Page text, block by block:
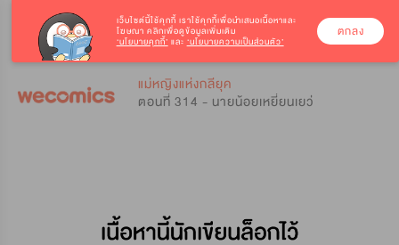
แม่หญิงแห่งกลียุค
ตอนที่ 314 - นายน้อยเหยี่ยนเยว่
เว็บไซต์นี้ใช้คุกกี้ เราใช้คุกกี้เพื่อนำเสนอเนื้อหาและ
โฆษณา คลิกเพื่อดูข้อมูลเพิ่มเติม
‘นโยบายคุกกี้’ และ ‘นโยบายความเป็นส่วนตัว’
ตกลง